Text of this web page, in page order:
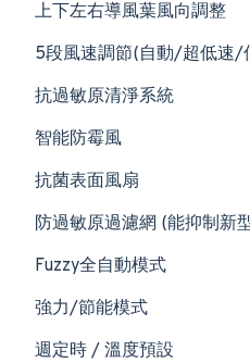
上下左右導風葉風向調整
5段風速調節(自動/超低速
抗過敏原清淨系統
智能防霉風
抗菌表面風扇
防過敏原過濾網 (能抑制新
Fuzzy全自動模式
強力/節能模式
週定時 / 溫度預設